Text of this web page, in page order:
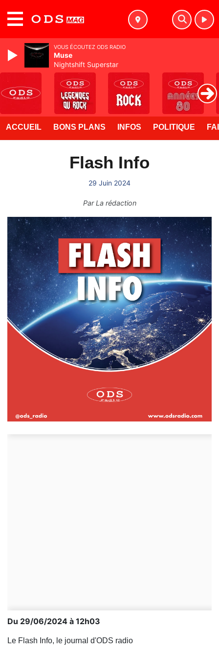
ACCUEIL BONS PLANS INFOS POLITIQUE
Flash Info
29 Juin 2024
ParLa rédaction
Du 29/06/2024 à 12h03
Le Flash Info, le journal d'ODS radio
VOUS ÉCOUTEZ ODS RADIO
Muse
Nightshift Superstar